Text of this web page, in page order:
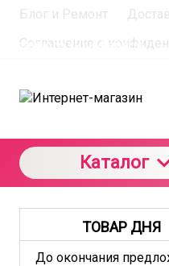
Блог и Ремонт
Соглашение о
Каталог
ТОВАР ДНЯ
До окончания
данного типа файлов